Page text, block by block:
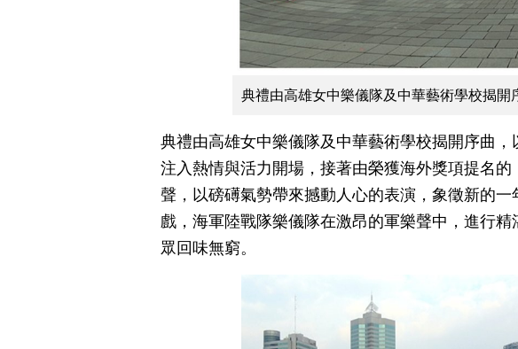
典禮由高雄女中樂儀隊及中華藝術學校揭開
典禮由高雄女中樂儀隊及中華藝術學校揭開序曲
注入熱情與活力開場，接著由榮獲海外獎項提名
聲，以磅礡氣勢帶來撼動人心的表演，象徵新的
戲，海軍陸戰隊樂儀隊在激昂的軍樂聲中，進行
眾回味無窮。